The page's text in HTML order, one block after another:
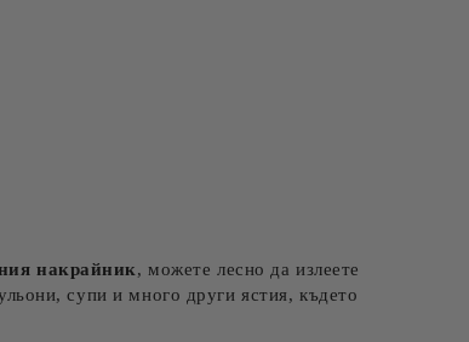
накрайник, можете лесно да излеете
супи и много други ястия, където